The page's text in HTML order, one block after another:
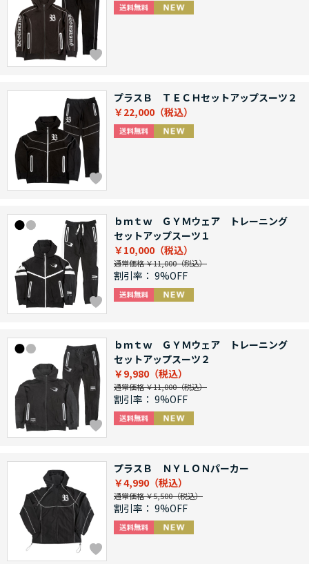
プラスＢ ＴＥＣＨセットアップスーツ２
￥22,000
ｂｍｔｗ ＧＹＭウェア トレーニング
セットアップスーツ１
￥10,000
通常価格 ￥11,000
割引率： 9%OFF
ｂｍｔｗ ＧＹＭウェア トレーニング
セットアップスーツ２
￥9,980
通常価格 ￥11,000
割引率： 9%OFF
プラスＢ ＮＹＬＯＮパーカー
￥4,990
通常価格 ￥5,500
割引率： 9%OFF